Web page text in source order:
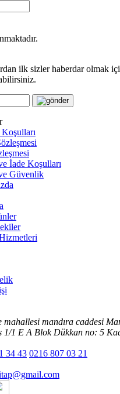
ilk sizler haberdar olmak
İade Koşulları
Güvenlik
mahallesi mandıra caddesi
1/1 E A Blok Dükkan no: 5
34 43 0216 807 03 21